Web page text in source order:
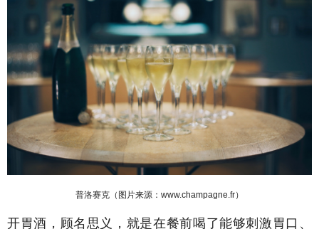
普洛赛克（图片来源：www.champagne.fr）
开胃酒，顾名思义，就是在餐前喝了能够刺激胃口、